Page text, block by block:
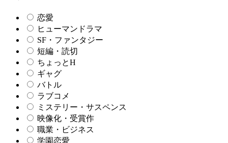
恋愛
ヒューマンドラマ
SF・ファンタジー
短編・読切
ちょっとH
ギャグ
バトル
ラブコメ
ミステリー・サスペンス
映像化・受賞作
職業・ビジネス
学園恋愛